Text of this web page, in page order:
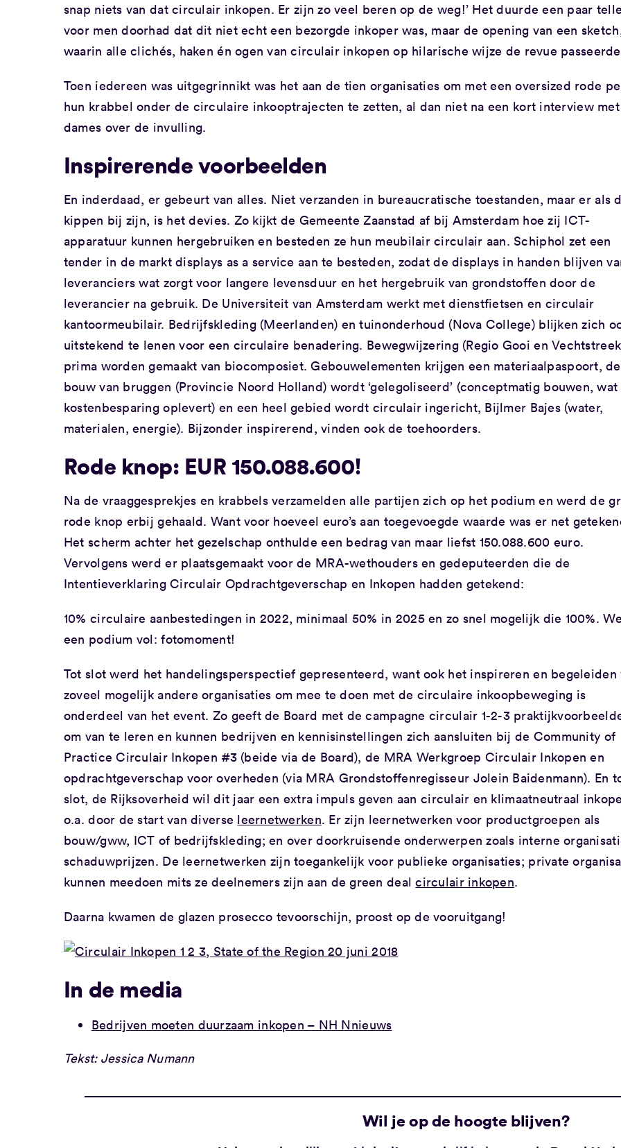
snap niets van dat circulair inkopen. Er zijn zo veel beren op de weg!’ Het duurde een paar
voor men doorhad dat dit niet echt een bezorgde inkoper was, maar de opening van een
waarin alle clichés, haken én ogen van circulair inkopen op hilarische wijze de revue
Toen iedereen was uitgegrinnikt was het aan de tien organisaties om met een oversized rode
hun krabbel onder de circulaire inkooptrajecten te zetten, al dan niet na een kort interview
dames over de invulling.
Inspirerende voorbeelden
En inderdaad, er gebeurt van alles. Niet verzanden in bureaucratische toestanden, maar er als
kippen bij zijn, is het devies. Zo kijkt de Gemeente Zaanstad af bij Amsterdam hoe zij ICT-
apparatuur kunnen hergebruiken en besteden ze hun meubilair circulair aan. Schiphol zet een
tender in de markt displays as a service aan te besteden, zodat de displays in handen blijven
leveranciers wat zorgt voor langere levensduur en het hergebruik van grondstoffen door de
leverancier na gebruik. De Universiteit van Amsterdam werkt met dienstfietsen en circulair
kantoormeubilair. Bedrijfskleding (Meerlanden) en tuinonderhoud (Nova College) blijken zich
uitstekend te lenen voor een circulaire benadering. Bewegwijzering (Regio Gooi en
prima worden gemaakt van biocomposiet. Gebouwelementen krijgen een materiaalpaspoort, de
bouw van bruggen (Provincie Noord Holland) wordt ‘gelegoliseerd’ (conceptmatig bouwen, wat
kostenbesparing oplevert) en een heel gebied wordt circulair ingericht, Bijlmer Bajes (water,
materialen, energie). Bijzonder inspirerend, vinden ook de toehoorders.
Rode knop: EUR 150.088.600!
Na de vraaggesprekjes en krabbels verzamelden alle partijen zich op het podium en werd de
rode knop erbij gehaald. Want voor hoeveel euro’s aan toegevoegde waarde was er net
Het scherm achter het gezelschap onthulde een bedrag van maar liefst 150.088.600 euro.
Vervolgens werd er plaatsgemaakt voor de MRA-wethouders en gedeputeerden die de
Intentieverklaring Circulair Opdrachtgeverschap en Inkopen hadden getekend:
10% circulaire aanbestedingen in 2022, minimaal 50% in 2025 en zo snel mogelijk die 100%.
een podium vol: fotomoment!
Tot slot werd het handelingsperspectief gepresenteerd, want ook het inspireren en begeleiden
zoveel mogelijk andere organisaties om mee te doen met de circulaire inkoopbeweging is
onderdeel van het event. Zo geeft de Board met de campagne circulair 1-2-3
om van te leren en kunnen bedrijven en kennisinstellingen zich aansluiten bij de Community of
Practice Circulair Inkopen #3 (beide via de Board), de MRA Werkgroep Circulair Inkopen en
opdrachtgeverschap voor overheden (via MRA Grondstoffenregisseur Jolein Baidenmann). En
slot, de Rijksoverheid wil dit jaar een extra impuls geven aan circulair en klimaatneutraal
o.a. door de start van diverse leernetwerken. Er zijn leernetwerken voor productgroepen als
bouw/gww, ICT of bedrijfskleding; en over doorkruisende onderwerpen zoals interne
schaduwprijzen. De leernetwerken zijn toegankelijk voor publieke organisaties; private
kunnen meedoen mits ze deelnemers zijn aan de green dealcirculair inkopen.
Daarna kwamen de glazen prosecco tevoorschijn, proost op de vooruitgang!
In de media
Bedrijven moeten duurzaam inkopen – NH Nnieuws
Tekst: Jessica Numann
Wil je op de hoogte blijven?